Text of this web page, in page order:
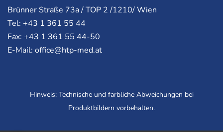
Brünner Straße 73a /TOP 2 /1210/ Wien
Tel: +43 1 361 55 44
Fax: +43 1 361 55 44-50
E-Mail: office@htp-med.at
Hinweis: Technische und farbliche Abweichungen bei
Produktbildern vorbehalten.